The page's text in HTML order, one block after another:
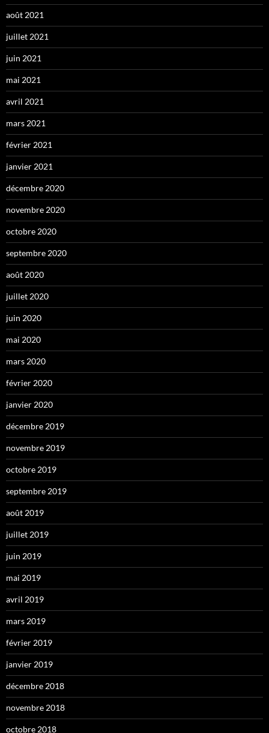
août 2021
juillet 2021
juin 2021
mai 2021
avril 2021
mars 2021
février 2021
janvier 2021
décembre 2020
novembre 2020
octobre 2020
septembre 2020
août 2020
juillet 2020
juin 2020
mai 2020
mars 2020
février 2020
janvier 2020
décembre 2019
novembre 2019
octobre 2019
septembre 2019
août 2019
juillet 2019
juin 2019
mai 2019
avril 2019
mars 2019
février 2019
janvier 2019
décembre 2018
novembre 2018
octobre 2018